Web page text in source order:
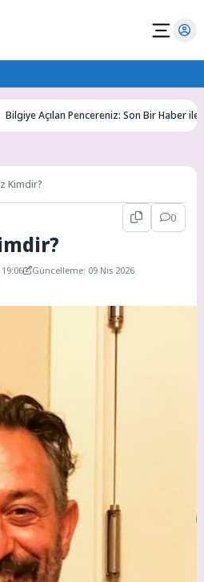
Açılan Pencereniz: Son Bir Haber ile
Kimdir?
0
Güncelleme: 09 Nis 2026